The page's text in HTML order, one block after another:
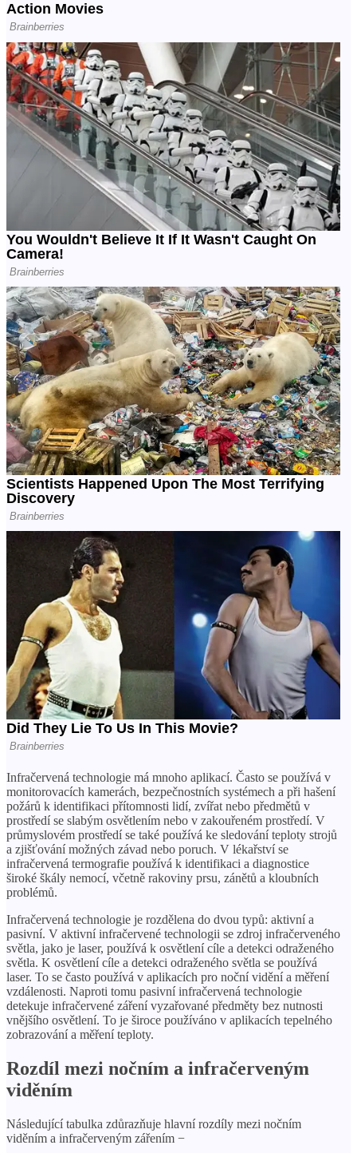
Infračervená technologie má mnoho aplikací. Často se používá v
monitorovacích kamerách, bezpečnostních systémech a při hašení
požárů k identifikaci přítomnosti lidí, zvířat nebo předmětů v
prostředí se slabým osvětlením nebo v zakouřeném prostředí. V
průmyslovém prostředí se také používá ke sledování teploty strojů
a zjišťování možných závad nebo poruch. V lékařství se
infračervená termografie používá k identifikaci a diagnostice
široké škály nemocí, včetně rakoviny prsu, zánětů a kloubních
problémů.
Infračervená technologie je rozdělena do dvou typů: aktivní a
pasivní. V aktivní infračervené technologii se zdroj infračerveného
světla, jako je laser, používá k osvětlení cíle a detekci odraženého
světla. K osvětlení cíle a detekci odraženého světla se používá
laser. To se často používá v aplikacích pro noční vidění a měření
vzdálenosti. Naproti tomu pasivní infračervená technologie
detekuje infračervené záření vyzařované předměty bez nutnosti
vnějšího osvětlení. To je široce používáno v aplikacích tepelného
zobrazování a měření teploty.
Rozdíl mezi nočním a infračerveným
viděním
Následující tabulka zdůrazňuje hlavní rozdíly mezi nočním
viděním a infračerveným zářením −